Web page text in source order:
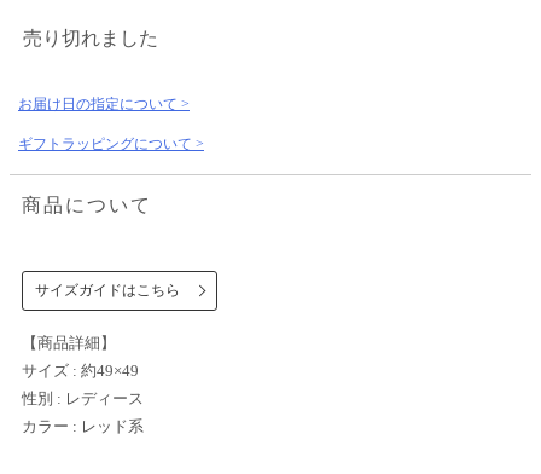
売り切れました
お届け日の指定について >
ギフトラッピングについて >
商品について
サイズガイドはこちら
【商品詳細】
サイズ : 約49×49
性別 : レディース
カラー : レッド系